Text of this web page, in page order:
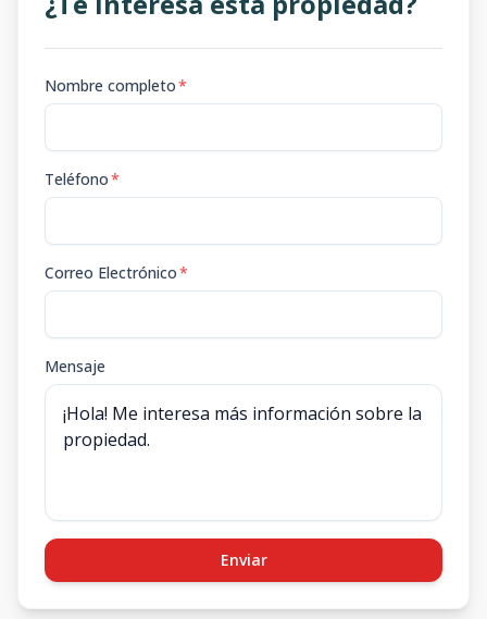
Nombre completo*
Teléfono*
Correo Electrónico*
Mensaje
Enviar